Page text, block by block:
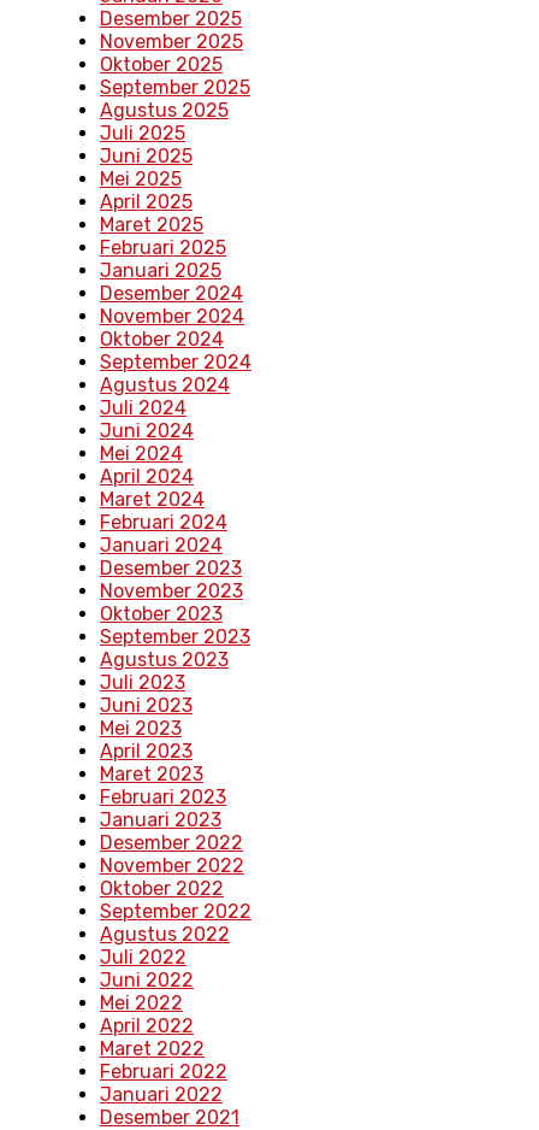
Desember 2025
November 2025
Oktober 2025
September 2025
Agustus 2025
Juli 2025
Juni 2025
Mei 2025
April 2025
Maret 2025
Februari 2025
Januari 2025
Desember 2024
November 2024
Oktober 2024
September 2024
Agustus 2024
Juli 2024
Juni 2024
Mei 2024
April 2024
Maret 2024
Februari 2024
Januari 2024
Desember 2023
November 2023
Oktober 2023
September 2023
Agustus 2023
Juli 2023
Juni 2023
Mei 2023
April 2023
Maret 2023
Februari 2023
Januari 2023
Desember 2022
November 2022
Oktober 2022
September 2022
Agustus 2022
Juli 2022
Juni 2022
Mei 2022
April 2022
Maret 2022
Februari 2022
Januari 2022
Desember 2021